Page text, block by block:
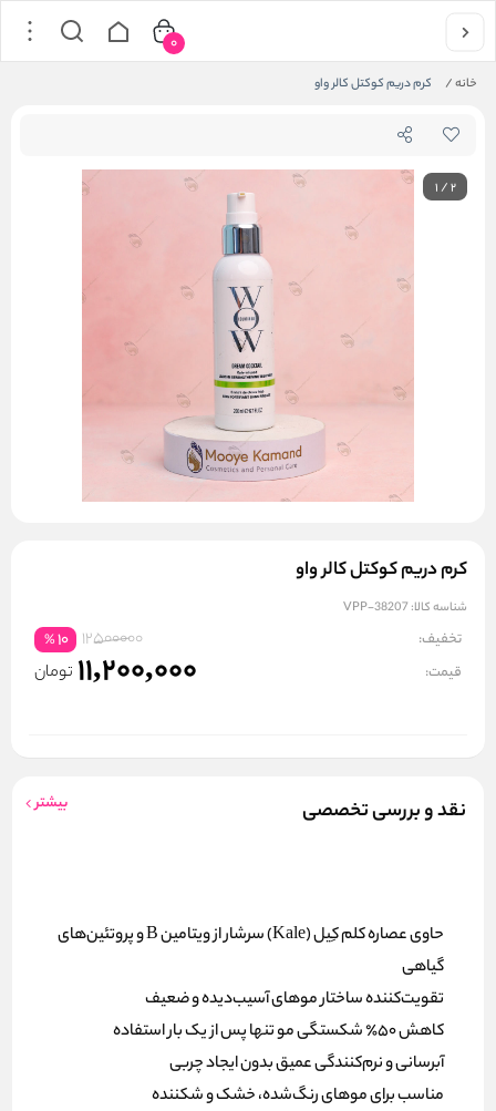
خانه/ کرم دریم کوکتل کالر واو
0
1/2
کرم دریم کوکتل کالر واو
شناسه کالا: VPP-38207
تخفیف: 12500000
10
%
قیمت: 11,200,000 تومان
نقد و بررسی تخصصی بیشتر
حاوی عصاره کلم کِیل (Kale) سرشار از ویتامین B و پروتئین‌های
گیاهی
تقویت‌کننده ساختار موهای آسیب‌دیده و ضعیف
کاهش ۵۰٪ شکستگی مو تنها پس از یک بار استفاده
آبرسانی و نرم‌کنندگی عمیق بدون ایجاد چربی
مناسب برای موهای رنگ‌شده، خشک و شکننده